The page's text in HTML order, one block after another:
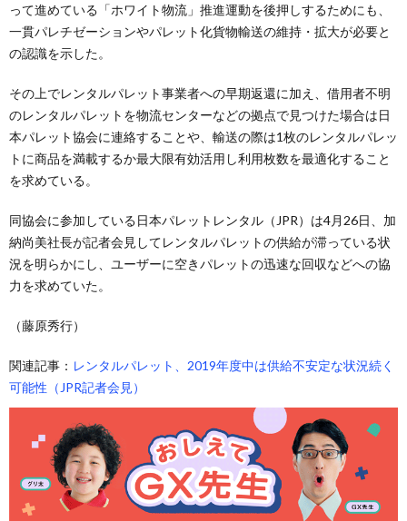
って進めている「ホワイト物流」推進運動を後押しするためにも、
一貫パレチゼーションやパレット化貨物輸送の維持・拡大が必要と
の認識を示した。
その上でレンタルパレット事業者への早期返還に加え、借用者不明
のレンタルパレットを物流センターなどの拠点で見つけた場合は日
本パレット協会に連絡することや、輸送の際は1枚のレンタルパレッ
トに商品を満載するか最大限有効活用し利用枚数を最適化すること
を求めている。
同協会に参加している日本パレットレンタル（JPR）は4月26日、加
納尚美社長が記者会見してレンタルパレットの供給が滞っている状
況を明らかにし、ユーザーに空きパレットの迅速な回収などへの協
力を求めていた。
（藤原秀行）
関連記事： レンタルパレット、2019年度中は供給不安定な状況続く
可能性（JPR記者会見）